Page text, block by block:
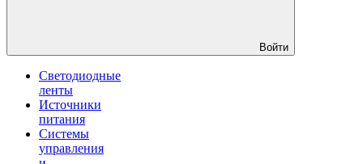
Войти
Светодиодные
ленты
Источники
питания
Системы
управления